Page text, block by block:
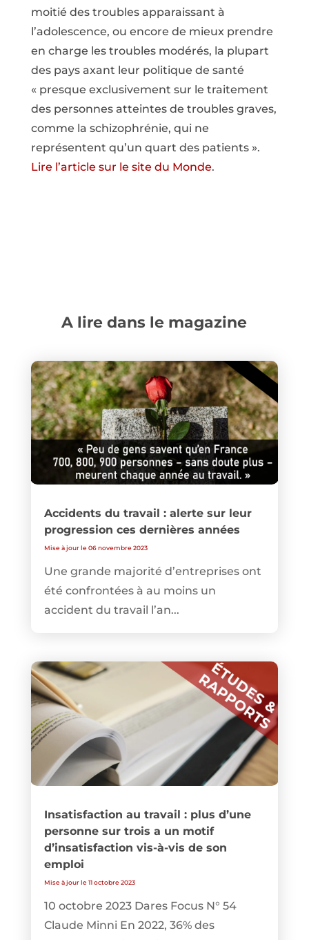
moitié des troubles apparaissant à
l’adolescence, ou encore de mieux prendre
en charge les troubles modérés, la plupart
des pays axant leur politique de santé
« presque exclusivement sur le traitement
des personnes atteintes de troubles graves,
comme la schizophrénie, qui ne
représentent qu’un quart des patients ».
Lire l’article sur le site du Monde.
A lire dans le magazine
Accidents du travail : alerte sur leur
progression ces dernières années
Mise à jour le 06 novembre 2023
Une grande majorité d’entreprises ont
été confrontées à au moins un
accident du travail l’an...
Insatisfaction au travail : plus d’une
personne sur trois a un motif
d’insatisfaction vis-à-vis de son
emploi
Mise à jour le 11 octobre 2023
10 octobre 2023 Dares Focus N° 54
Claude Minni En 2022, 36% des